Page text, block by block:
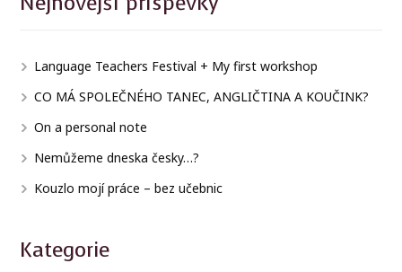
Language Teachers Festival + My first workshop
CO MÁ SPOLEČNÉHO TANEC, ANGLIČTINA A KOUČINK?
On a personal note
Nemůžeme dneska česky…?
Kouzlo mojí práce – bez učebnic
Kategorie